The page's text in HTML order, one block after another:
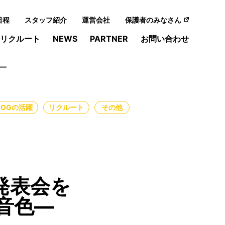
程 スタッフ紹介 運営会社 保護者のみなさん
リクルート NEWS PARTNER お問い合わせ
―
の活躍 リクルート その他
表会を
色―